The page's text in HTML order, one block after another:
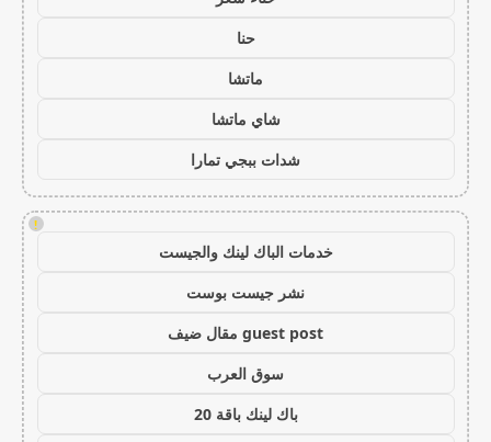
حنا
ماتشا
شاي ماتشا
شدات ببجي تمارا
!
خدمات الباك لينك والجيست
نشر جيست بوست
guest post مقال ضيف
سوق العرب
باك لينك باقة 20